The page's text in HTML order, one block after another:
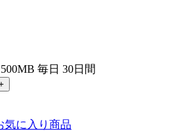
毎日 30日間
気に入り商品